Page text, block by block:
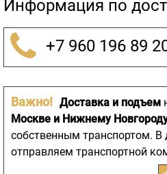
Информация по
+7 960 196 89
Важно! Доставка и подъем
Москве и Нижнему
собственным транспортом. В
отправляем транспортной